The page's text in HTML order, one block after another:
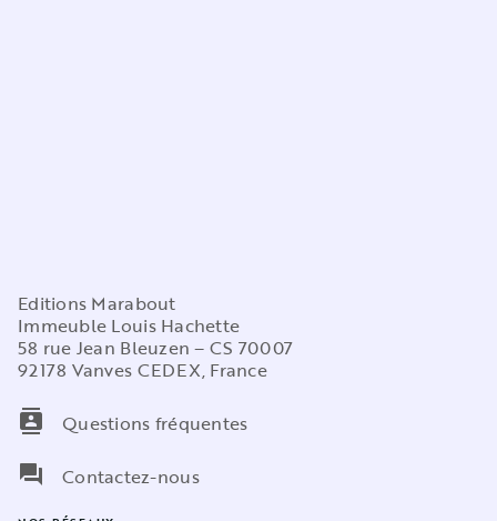
Editions Marabout
Immeuble Louis Hachette
58 rue Jean Bleuzen – CS 70007
92178 Vanves CEDEX, France
contacts
Questions fréquentes
question_answer
Contactez-nous